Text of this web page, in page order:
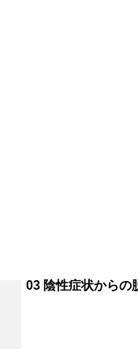
03 陰性症状からの